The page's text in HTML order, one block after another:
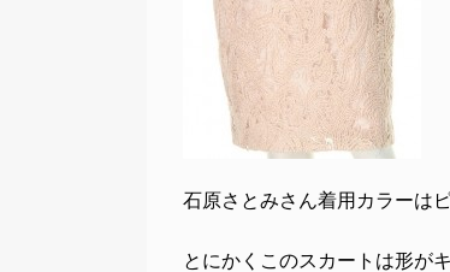
石原さとみさん着用カラーは
とにかくこのスカートは形がキ